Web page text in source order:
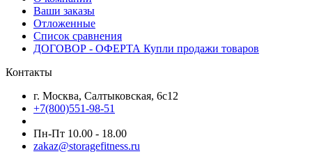
Ваши заказы
Отложенные
Список сравнения
ДОГОВОР - ОФЕРТА Купли продажи товаров
Контакты
г. Москва, Салтыковская, 6с12
+7(800)551-98-51
Пн-Пт 10.00 - 18.00
zakaz@storagefitness.ru